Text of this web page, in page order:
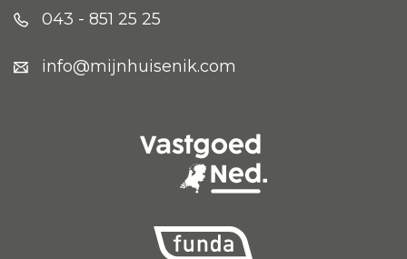
043 - 851 25 25
info@mijnhuisenik.com